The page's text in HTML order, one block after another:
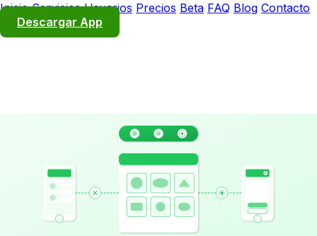
Inicio Servicios Usuarios Precios Beta FAQ Blog Contacto
Descargar App